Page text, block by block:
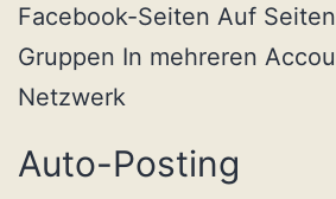
Facebook-Seiten Auf
Gruppen In mehreren
Netzwerk
Auto-Posting